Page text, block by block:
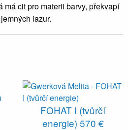
má cit pro materii barvy, překvapí
lazur.
FOHAT I (tvůrčí
energie) 570 €